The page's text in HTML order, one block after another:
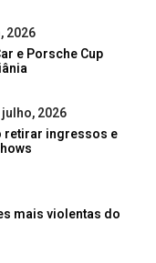
2026
e Porsche Cup
2026
retirar ingressos e
mais violentas do